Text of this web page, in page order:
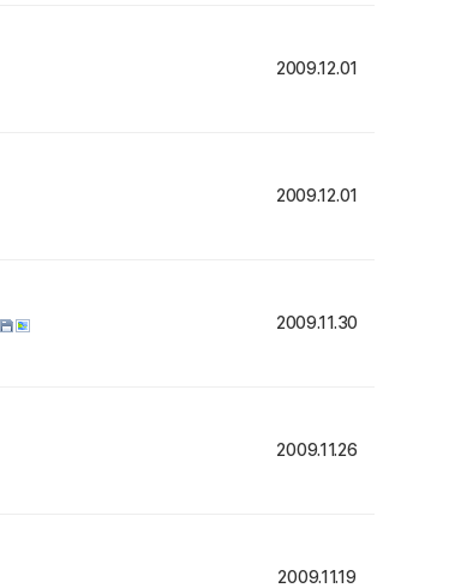
2009.12.01
2009.12.01
2009.11.30
2009.11.26
2009.11.19